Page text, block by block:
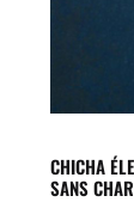
CHICHA
SANS